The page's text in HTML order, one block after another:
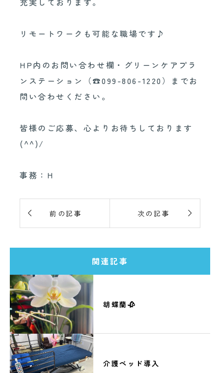
リモートワークも可能な職場です♪
HP内のお問い合わせ欄・グリーンケアプラ
ンステーション（☎099-806-1220）までお
問い合わせください。
皆様のご応募、心よりお待ちしております
(^^)/
事務：H
 前の記事 次の記事 
関連記事
胡蝶蘭🥀
介護ベッド導入